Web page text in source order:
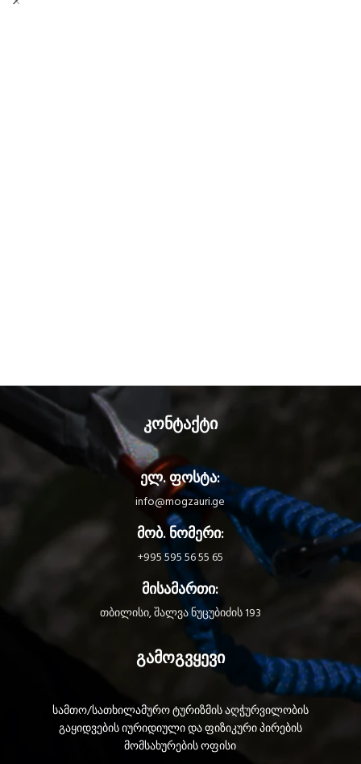
კონტაქტი
ელ. ფოსტა:
info@mogzauri.ge
მობ. ნომერი:
+995 595 56 55 65
მისამართი:
თბილისი, შალვა ნუცუბიძის 193
გამოგვყევი
სამთო/სათხილამურო ტურიზმის აღჭურვილობის
გაყიდვების იურიდიული და ფიზიკური პირების
მომსახურების ოფისი